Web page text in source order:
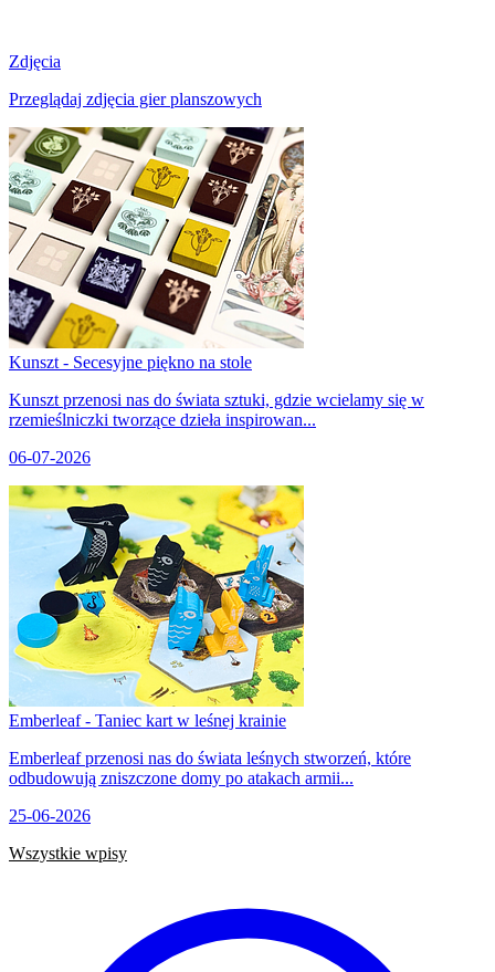
Zdjęcia
Przeglądaj zdjęcia gier planszowych
Kunszt - Secesyjne piękno na stole
Kunszt przenosi nas do świata sztuki, gdzie wcielamy się w
rzemieślniczki tworzące dzieła inspirowan...
06-07-2026
Emberleaf - Taniec kart w leśnej krainie
Emberleaf przenosi nas do świata leśnych stworzeń, które
odbudowują zniszczone domy po atakach armii...
25-06-2026
Wszystkie wpisy